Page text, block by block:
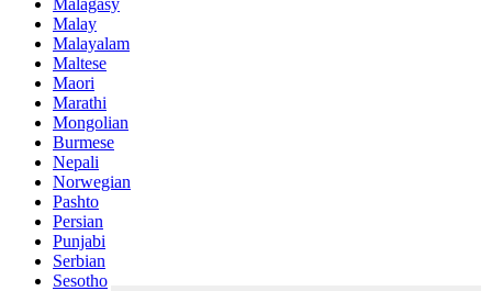
Malagasy
Malay
Malayalam
Maltese
Maori
Marathi
Mongolian
Burmese
Nepali
Norwegian
Pashto
Persian
Punjabi
Serbian
Sesotho